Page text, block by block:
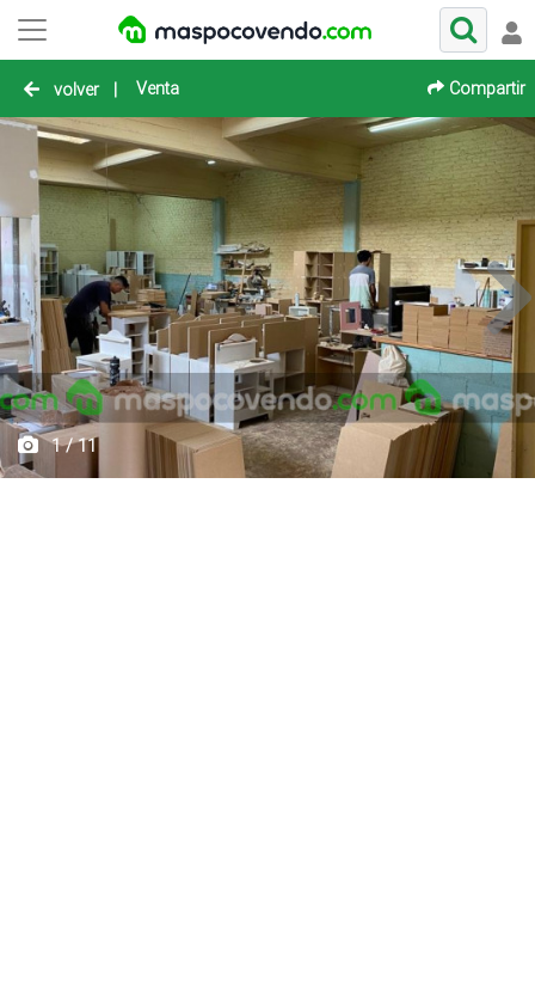
volver | Venta Compartir
1 / 11